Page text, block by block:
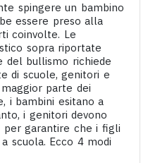
spingere un bambino
essere preso alla
coinvolte. Le
sopra riportate
del bullismo richiede
di scuole, genitori e
parte dei
i bambini esitano a
i genitori devono
per garantire che i figli
scuola. Ecco 4 modi